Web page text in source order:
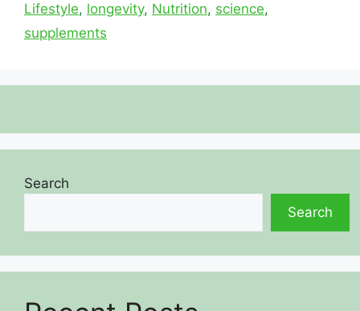
Lifestyle, longevity, Nutrition, science,
supplements
Search
Search